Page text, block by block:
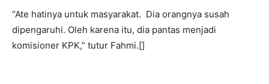
“Ate hatinya untuk masyarakat. Dia orangnya susah
dipengaruhi. Oleh karena itu, dia pantas menjadi
komisioner KPK,” tutur Fahmi.[]